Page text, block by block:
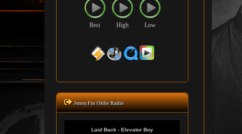
Best High Low
Jenny.Fm Oldie Radio